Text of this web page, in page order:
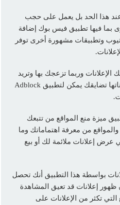
هذا الحد بل يعمل على حجب
بما فيها تطبيق فيس بوك إضافة
وتطبيقات مشهورة أخرى توفر
الإعلانات وربما تزعجك بها وتريد
استخدامها باستمرار لكن إعلاناتها تضايقك يمكن لتطبيق Adblock
ميزة منع المواقع من تتبعك
والمواقع من معرفة اهتماماتك وما
عرض إعلانات ملائمة لك أو بيع
بواسطة هذا التطبيق أنك تحصل
إعلانات قد تعيق المشاهدة
التي تكثر من الإعلانات على